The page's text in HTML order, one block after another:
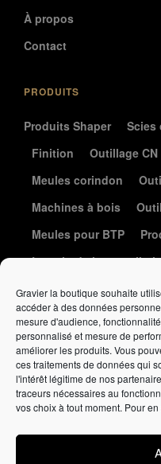
Gravier la boutique souhaite
accéder à des données
mesure d'audience,
personnalisé et mesure de
améliorer les produits. Vous
ces traitements de données qui
l'intérêt légitime de nos
traceurs nécessaires au
vos choix à tout moment. Pour
À propos
Contact
PRODUITS
Produits Shaper Scies
Finition
Outillage CN
Meules corindon
Machines à bois
Meules pour BTP
Le coin de la coutellerie